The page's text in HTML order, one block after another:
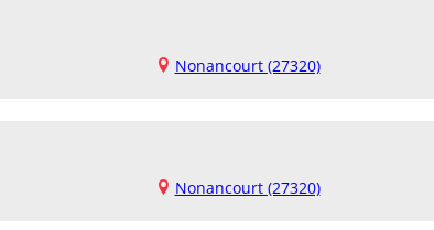
Nonancourt (27320)
Nonancourt (27320)